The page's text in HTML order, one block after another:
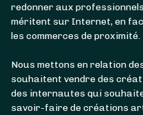
redonner aux
méritent sur Internet, en
les commerces de proximité.
Nous mettons en relation
souhaitent vendre des
des internautes qui
savoir-faire de créations